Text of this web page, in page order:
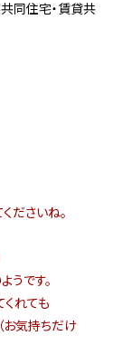
同住宅・賃貸共
ださいね。
うです。
れても
お気持ちだけ